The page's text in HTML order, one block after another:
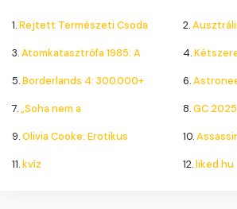
1.Rejtett Természeti Csoda 2.
3.Atomkatasztrófa 1985: A 4.
5.Borderlands 4: 300.000+ 6.
7.„Soha nem a 8.GC
9.Olivia Cooke: Erotikus 10.
11.kvíz 12.liked.hu